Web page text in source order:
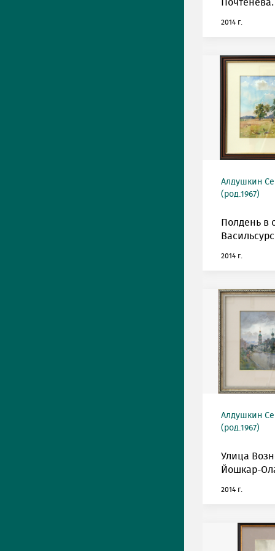
Почтенева.
2014 г.
Алдушкин
(род.1967)
Полдень в
2014 г.
Алдушкин
(род.1967)
Улица
Йошкар-
2014 г.